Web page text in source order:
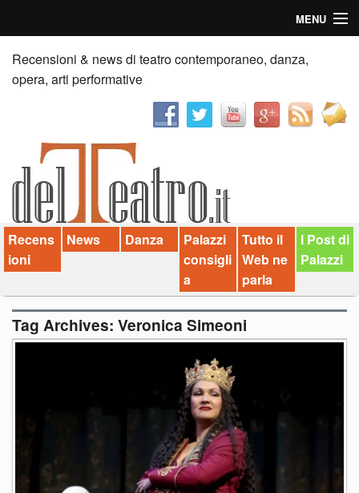
MENU
Home
Recensioni
News
Palazzi consiglia
Video
Chi siamo
Contatti
Recensioni & news di teatro contemporaneo, danza,
opera, arti performative
Recens
ioni
News Danza
Palazzi
consigli
a
Tutto il
Web ne
parla
I Post di
Palazzi
Tag Archives: Veronica Simeoni